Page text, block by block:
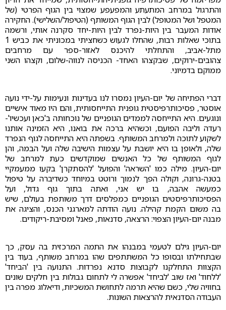
והתרגול במרחב המתעתע והמפעפע שמצוי בין הגוף הפרטי (של
המטפל ושל המטופל) לבין הגוף המשותף (הטיפול/השלישי). החקירה
אודות המעבר בין היות-נפרד לבין היות-יחד סקרנה אותי, ורשמה
בתוכי שאלות רבות, שהחלו לגעוש כשחציתי במכוניתי את כביש 1
מתל-אביב, והתחלתי להיכנס לאזור-ספר עם מרחבים
צהובים-ירוקים, שבקצהו האחד- הכניסה לנווה-שלום, וקצהו השני
ממוקם בדמיוני.
דברי הפתיחה של יום-העיון נמסרו לנו בעדינות ונעימות על-ידי נועה
אוסטר, פסיכותרפיסטית גופנית התייחסותית, והם היו מאוד אישיים
ונוגעים. היא התייחסה לממדים הגופניים של נוכחותה ב'כאן ועכשיו'-
רעדה וליבה הפועם, וכשהיא ברכה את בואנו, היא הזמינה אותנו
לשקוע לתוכה ולמרחב המשותף. בשפתה היא התייחסה לגוף הנפרד
שלה, ולאופן בו היא יושבת על עצמות הישיבה שלה ועל הבמה, והן
לגוף המשותף של כל האנשים שמוקדשים כעת למרחב של
יום-העיון. מילה כמו 'השראה' והפועל 'להסתקרן' בקעו ממעמקיי
בטנה-גרונה, וקולה הפך לנמוך ורוטט במיוחד כשדיברה על טיפול
כמעשה אהבה, בו יש אני, ואתה בתוך גוף גדול, ועל
הפסיכותרפיסטים הגופניים כמפלסים דרך משותפת בעולם, שיש
בה משום הקמת קהילה. נועה הודתה למארגני הכנס, והציגה את
מבנה יום-העיון הצפוי: הרצאה, סדנאות, פאנל ומסיבת-ריקודים.
יום-העיון גילם לטעמי במבנהו את התמה המרכזית בה עסק, כך
שבתחילתו ובסופו כל המשתתפים שהו במרחב משותף, בעוד בין
הקצוות התחלקנו לקבוצות סדנא נפרדות. התנועה בין 'הביחד'
'ללחוד' ואז שוב 'לביחד' אפשרה לי לתחום גבולות בין חלקים שונים
בחוויה שלי, כשם שהיא תרמה לתחושת המשכיות, ודיאלוג מפרה בין
העבודה הסדנאית להרצאות השונות.